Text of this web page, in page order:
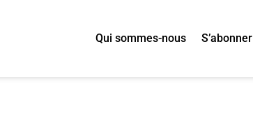
Qui sommes-nous S’abonner